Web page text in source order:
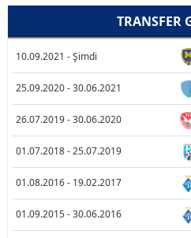
TRANSFER
10.09.2021 - Şimdi
25.09.2020 - 30.06.2021
26.07.2019 - 30.06.2020
01.07.2018 - 25.07.2019
01.08.2016 - 19.02.2017
01.09.2015 - 30.06.2016